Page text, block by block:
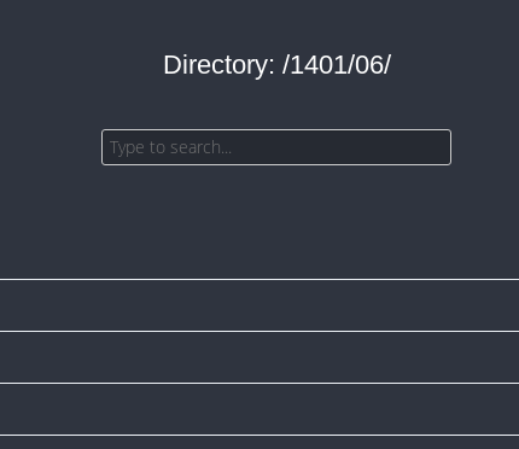
Directory: /1401/06/